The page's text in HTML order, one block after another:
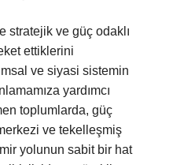
stratejik ve güç odaklı
ettiklerini
ve siyasi sistemin
yardımcı
toplumlarda, güç
ve tekelleşmiş
yolunun sabit bir hat